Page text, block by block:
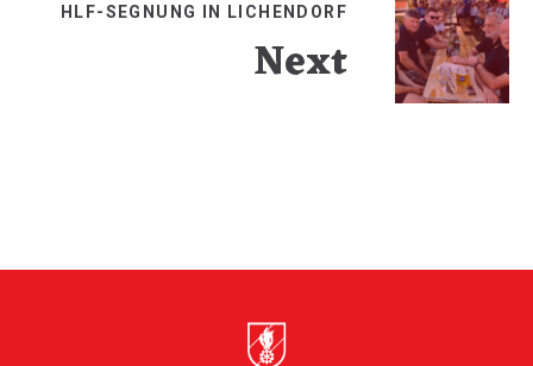
HLF-SEGNUNG IN LICHENDORF
Next